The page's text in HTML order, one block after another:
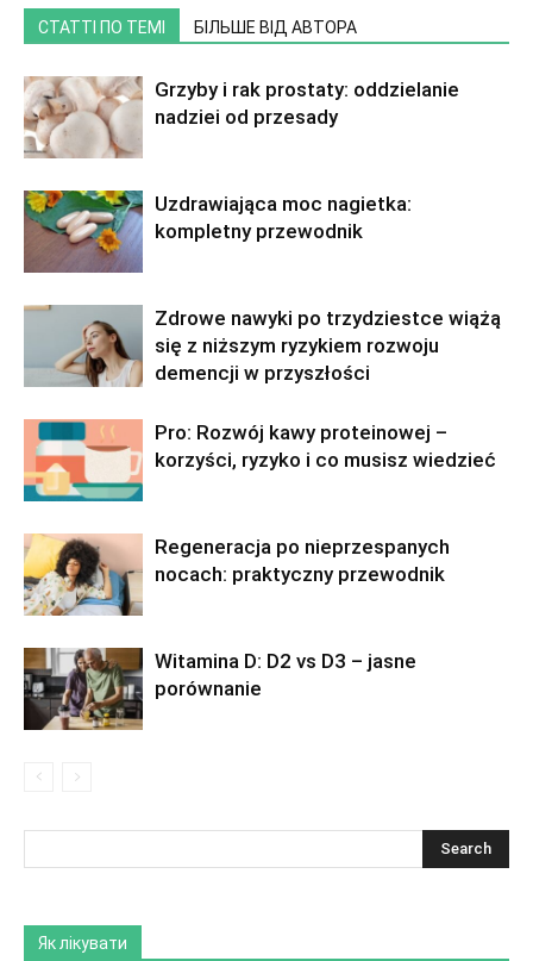
СТАТТІ ПО ТЕМІ БІЛЬШЕ ВІД АВТОРА
Grzyby i rak prostaty: oddzielanie
nadziei od przesady
Uzdrawiająca moc nagietka:
kompletny przewodnik
Zdrowe nawyki po trzydziestce wiążą
się z niższym ryzykiem rozwoju
demencji w przyszłości
Pro: Rozwój kawy proteinowej –
korzyści, ryzyko i co musisz wiedzieć
Regeneracja po nieprzespanych
nocach: praktyczny przewodnik
Witamina D: D2 vs D3 – jasne
porównanie
Як лікувати